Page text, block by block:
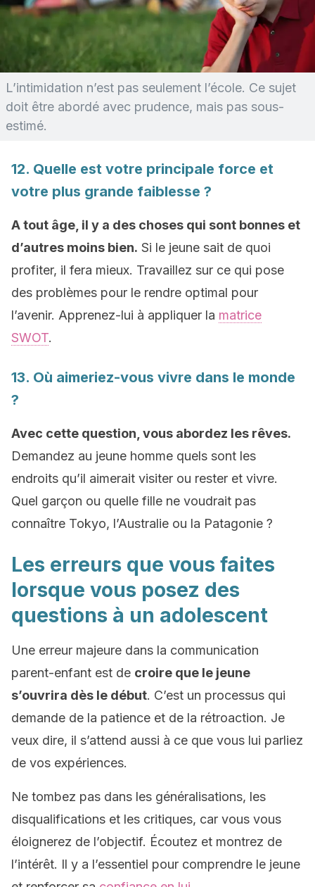
L’intimidation n’est pas seulement l’école. Ce sujet
doit être abordé avec prudence, mais pas sous-
estimé.
12. Quelle est votre principale force et
votre plus grande faiblesse ?
A tout âge, il y a des choses qui sont bonnes et
d’autres moins bien. Si le jeune sait de quoi
profiter, il fera mieux. Travaillez sur ce qui pose
des problèmes pour le rendre optimal pour
l’avenir. Apprenez-lui à appliquer la matrice
SWOT.
13. Où aimeriez-vous vivre dans le monde
?
Avec cette question, vous abordez les rêves.
Demandez au jeune homme quels sont les
endroits qu’il aimerait visiter ou rester et vivre.
Quel garçon ou quelle fille ne voudrait pas
connaître Tokyo, l’Australie ou la Patagonie ?
Les erreurs que vous faites
lorsque vous posez des
questions à un adolescent
Une erreur majeure dans la communication
parent-enfant est de croire que le jeune
s’ouvrira dès le début. C’est un processus qui
demande de la patience et de la rétroaction. Je
veux dire, il s’attend aussi à ce que vous lui parliez
de vos expériences.
Ne tombez pas dans les généralisations, les
disqualifications et les critiques, car vous vous
éloignerez de l’objectif. Écoutez et montrez de
l’intérêt. Il y a l’essentiel pour comprendre le jeune